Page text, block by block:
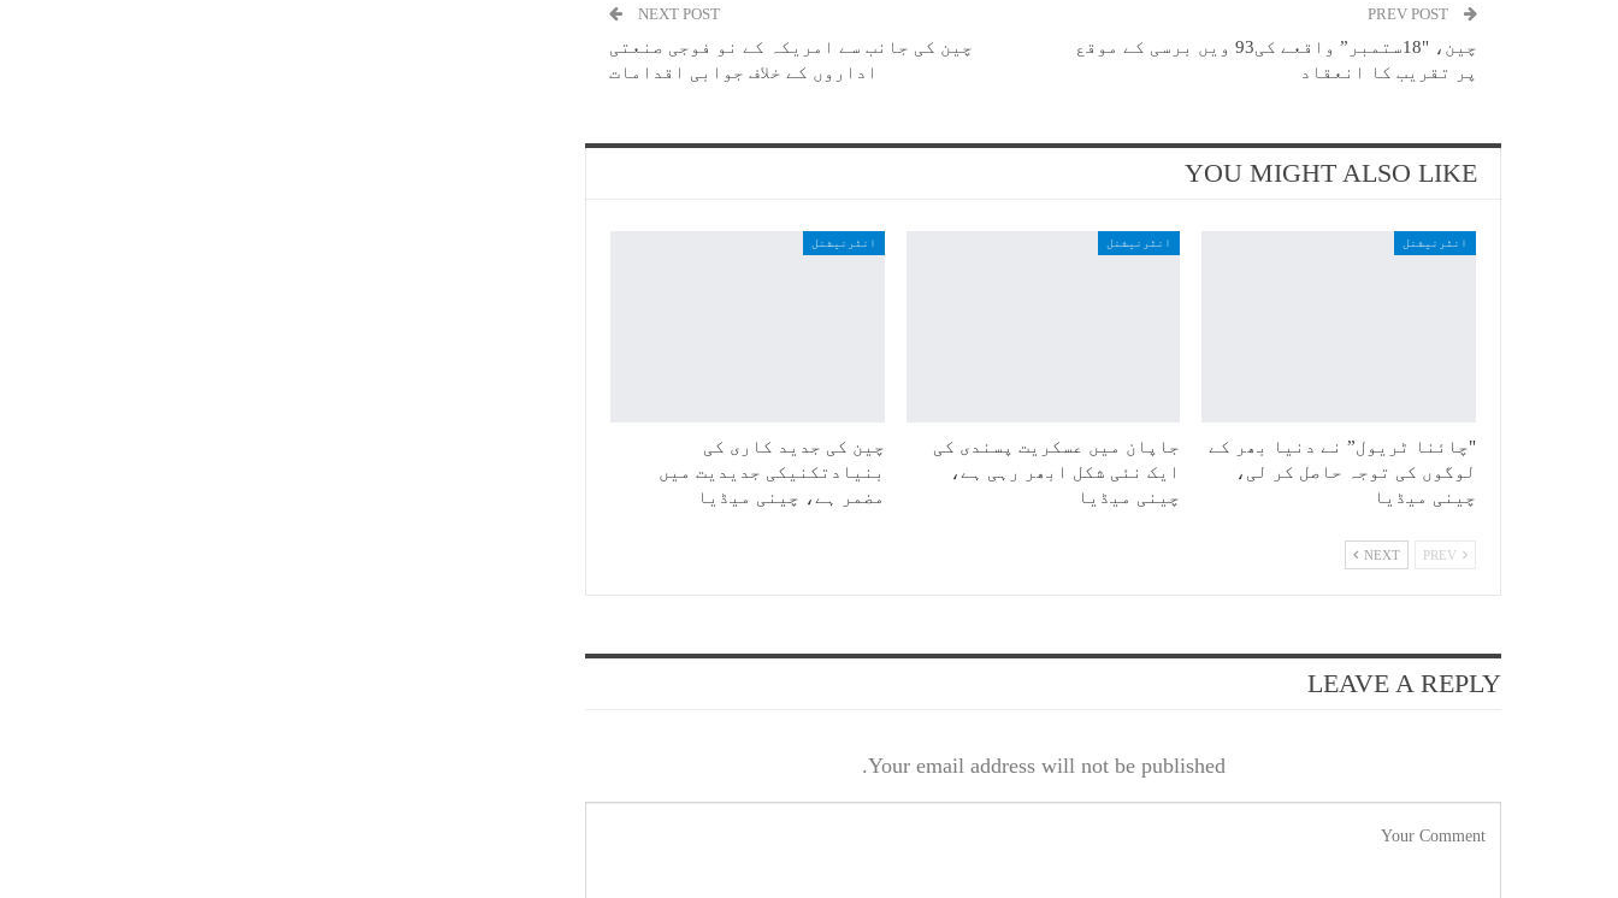
چین، "18ستمبر” واقعے کی93 ویں برسی کے موقع
پر تقریب کا انعقاد
NEXT POST
چین کی جانب سے امریکہ کے نو فوجی صنعتی
اداروں کے خلاف جوابی اقدامات
YOU MIGHT ALSO LIKE
انٹرنیشنل
"چائنا ٹریول” نے دنیا بھر کے
لوگوں کی توجہ حاصل کر لی،
چینی میڈیا
انٹرنیشنل
جاپان میں عسکریت پسندی کی
ایک نئی شکل ابھر رہی ہے،
چینی میڈیا
انٹرنیشنل
چین کی جدید کاری کی
بنیادتکنیکی جدیدیت میں
مضمر ہے، چینی میڈیا
NEXT
LEAVE A REPLY
Your email address will not be published.